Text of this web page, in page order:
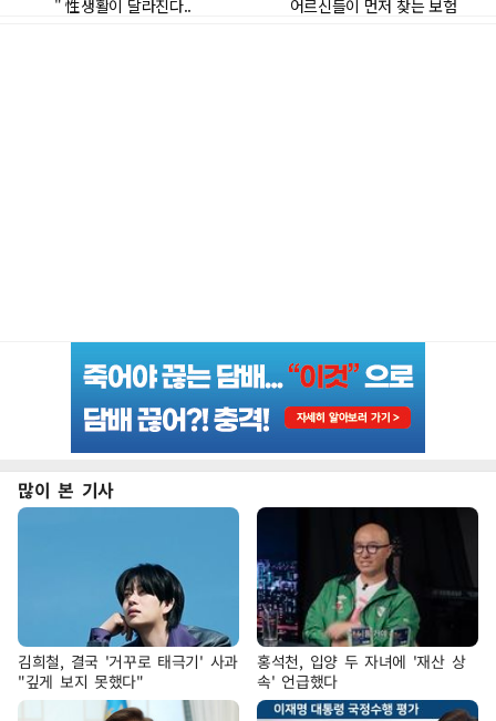
많이 본 기사
김희철, 결국 '거꾸로 태극기' 사과
"깊게 보지 못했다"
홍석천, 입양 두 자녀에 '재산 상
속' 언급했다